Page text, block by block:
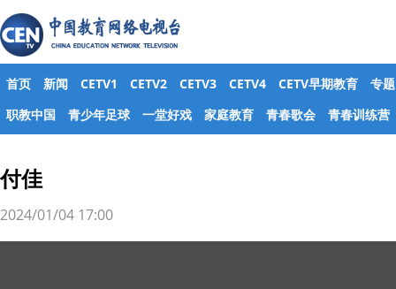
首页 新闻 CETV1 CETV2 CETV3 CETV4 CETV早期教育
专题
职教中国
青少年足球 一堂好戏 家庭教育 青春歌会 青春训练营
付佳
2024/01/04 17:00